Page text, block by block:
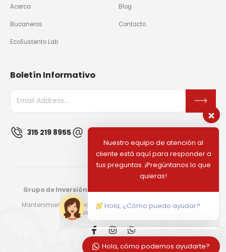
Acerca
Bucaneros
EcoSustento Lab
Blog
Contacto
Boletín Informativo
315 219 8955 info@civilworkco.com
Grupo de Inversión Civil Work & Investment Company
Mantenimiento y adecuación de edificaciones · ISO 9001:2015
Diseñado por
Nuestro equipo de atención al
cliente está aquí para responder a
tus preguntas. ¡Pregúntanos lo que
quieras!
Hola, ¿Cómo puedo ayudar?
Hola, cómo podemos ayudarte?